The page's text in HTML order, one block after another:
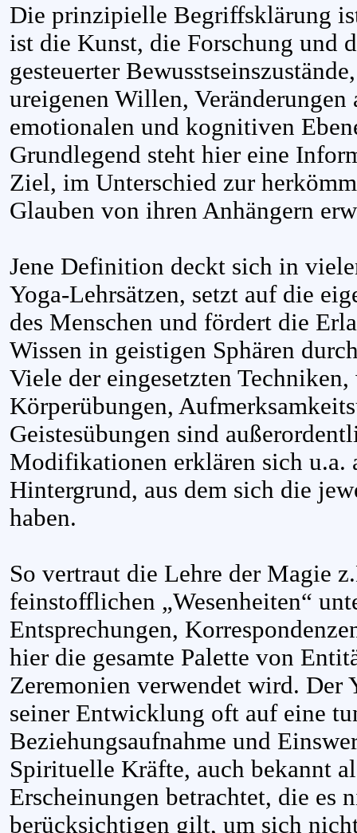
Die prinzipielle Begriffsklärung
ist die Kunst, die Forschung und
gesteuerter
ureigenen Willen,
emotionalen und kognitiven
Grundlegend steht hier eine
Ziel, im Unterschied zur
Glauben von ihren Anhängern
Jene Definition deckt sich in
Yoga-Lehrsätzen, setzt auf die
des Menschen und fördert die
Wissen in geistigen Sphären
Viele der eingesetzten
Körperübungen,
Geistesübungen sind
Modifikationen erklären sich u.a.
Hintergrund, aus dem sich die
haben.
So vertraut die Lehre der Magie
feinstofflichen „Wesenheiten“
Entsprechungen,
hier die gesamte Palette von
Zeremonien verwendet wird. Der
seiner Entwicklung oft auf eine
Beziehungsaufnahme und
Spirituelle Kräfte, auch bekannt
Erscheinungen betrachtet, die es
berücksichtigen gilt, um sich